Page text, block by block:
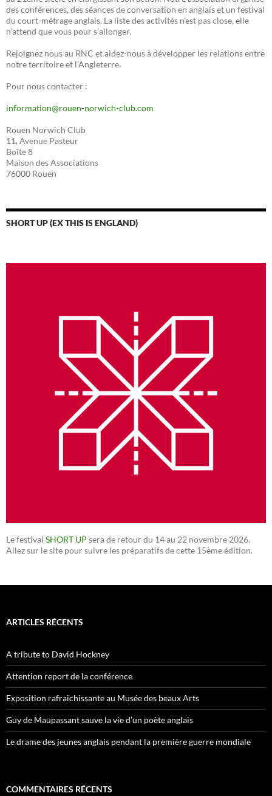
des conférences, des séances de conversation en anglais et un festival
du court-métrage anglais. La liste des activités n’est pas close, elle
n’attend que vous pour s’allonger.
Rejoignez nous au RNC et aidez-nous à développer les relations entre
notre territoire et l’Angleterre.
Pour nous contacter :
information@rouen-norwich-club.com
Rouen Norwich Club
11, Avenue Pasteur
Boîte 8
Maison des Associations
76000 Rouen
SHORT UP (EX THIS IS ENGLAND)
Le festival SHORT UP sera de retour du 14 au 22 novembre 2026.
Allez sur le site pour suivre les préparatifs de cette 15ème édition.
ARTICLES RÉCENTS
A tribute to David Hockney
Attention report de la conférence
Exposition rafraichissante au Musée des beaux Arts
Guy de Maupassant sauve la vie d’un poète anglais
Le drame des jeunes anglais pendant la première guerre mondiale
COMMENTAIRES RÉCENTS